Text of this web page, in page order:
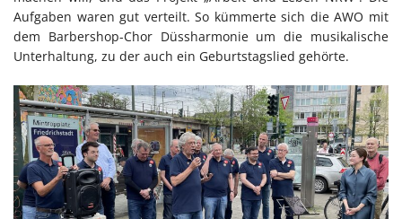
Aufgaben waren gut verteilt. So kümmerte sich die AWO mit
dem Barbershop-Chor Düssharmonie um die musikalische
Unterhaltung, zu der auch ein Geburtstagslied gehörte.